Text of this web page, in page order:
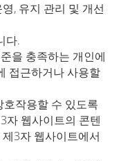
, 유지 관리 및 개선
다.
을 충족하는 개인에
접근하거나 사용할
작용할 수 있도록
자 웹사이트의 콘텐
3자 웹사이트에서